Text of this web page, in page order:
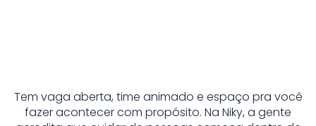
Tem vaga aberta, time animado e espaço pra você
fazer acontecer com propósito. Na Niky, a gente